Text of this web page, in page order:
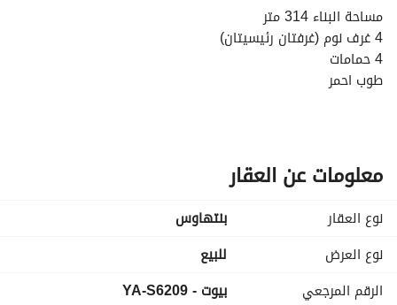
مساحة البناء 314 متر
4 غرف نوم (غرفتان رئيسيتان)
4 حمامات
طوب احمر
_
__
__
_
__
_
__
_
__
_
__
YA-S
معلومات عن العقار
نوع العقار
بنتهاوس
نوع العرض
للبيع
الرقم المرجعي
بيوت - YA-S6209